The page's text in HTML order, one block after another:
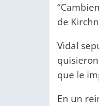
de
Vidal
que le
En un